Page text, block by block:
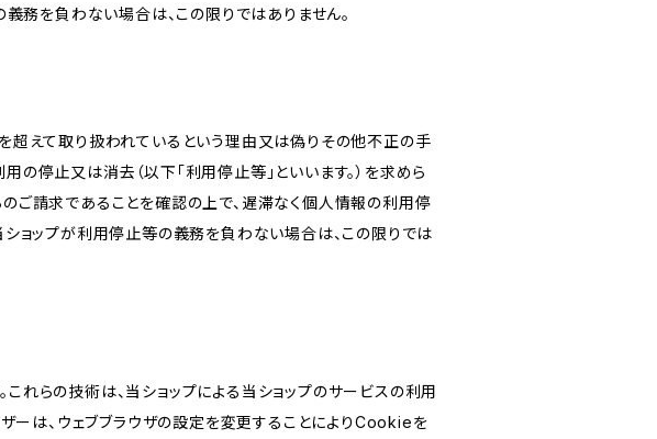
義務を負わない場合は、この限りではありません。
超えて取り扱われているという理由又は偽りその他不正の手
停止又は消去（以下「利用停止等」といいます。）を求めら
ご請求であることを確認の上で、遅滞なく個人情報の利用停
ョップが利用停止等の義務を負わない場合は、この限りでは
れらの技術は、当ショップによる当ショップのサービスの利用
は、ウェブブラウザの設定を変更することによりCookieを